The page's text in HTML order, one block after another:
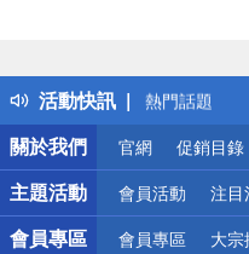
活動快訊
得獎公告
熱門話題
銀行優惠
偏遠地區配送
詐騙網頁！
關於我們
官網 促銷目錄
主題活動 會員活動 注目
會員專區 會員專區 大